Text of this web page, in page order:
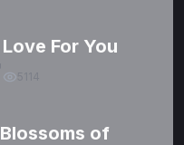
Love For You
Blossoms of